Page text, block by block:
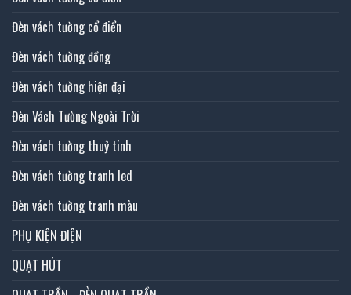
Đèn vách tường cổ điển
Đèn vách tường đồng
Đèn vách tường hiện đại
Đèn Vách Tường Ngoài Trời
Đèn vách tường thuỷ tinh
Đèn vách tường tranh led
Đèn vách tường tranh màu
PHỤ KIỆN ĐIỆN
QUẠT HÚT